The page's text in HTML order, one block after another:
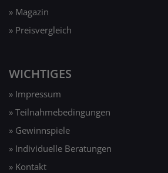
» Magazin
» Preisvergleich
WICHTIGES
» Impressum
» Teilnahmebedingungen
» Gewinnspiele
» Individuelle Beratungen
» Kontakt